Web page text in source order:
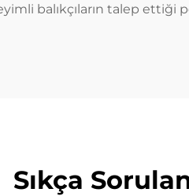
balıkçıların talep ettiği
Sıkça